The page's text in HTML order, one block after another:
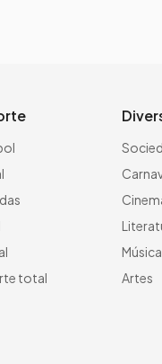
total
Música
Artes